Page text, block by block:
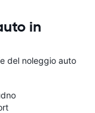
in
del noleggio auto